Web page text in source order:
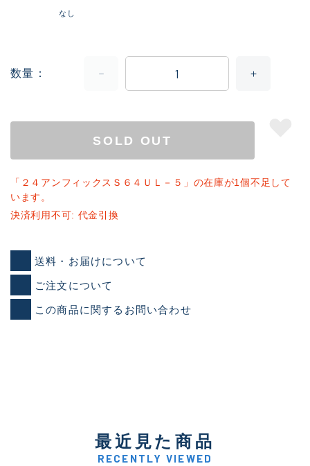
なし
数量
SOLD OUT
「２４アンフィックスＳ６４ＵＬ－５」の在庫が1個不足して
います。
決済利用不可: 代金引換
送料・お届けについて
ご注文について
この商品に関するお問い合わせ
最近見た商品
RECENTLY VIEWED